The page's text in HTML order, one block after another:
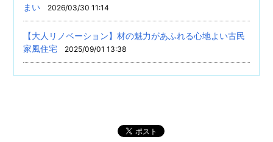
まい
2026/03/30 11:14
【大人リノベーション】材の魅力があふれる心地よい古民
家風住宅
2025/09/01 13:38